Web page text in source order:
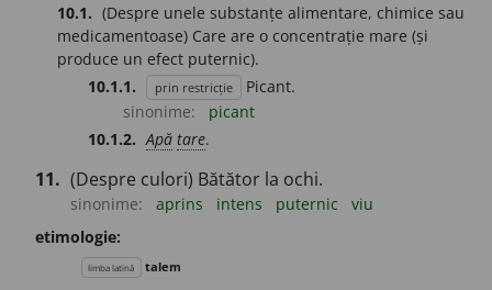
10.1. (Despre unele substanțe alimentare, chimice sau
medicamentoase) Care are o concentrație mare (și
produce un efect puternic).
10.1.1.
prin restricție
Picant.
sinonime:
picant
10.1.2. Apă tare.
11. (Despre culori) Bătător la ochi.
sinonime: aprins intens puternic
viu
etimologie:
limba latină talem